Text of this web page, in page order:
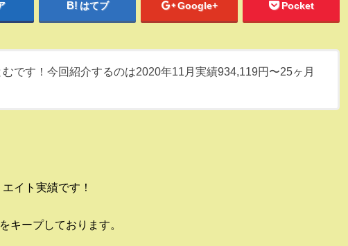
はてブ Google+ Pocket
です！今回紹介するのは2020年11月実績934,119円〜25ヶ月
イト実績です！
キープしております。